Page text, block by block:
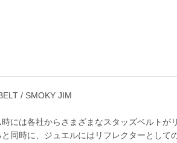
/ SMOKY JIM
には各社からさまざまなスタッズベルトが
同時に、ジュエルにはリフレクターとし